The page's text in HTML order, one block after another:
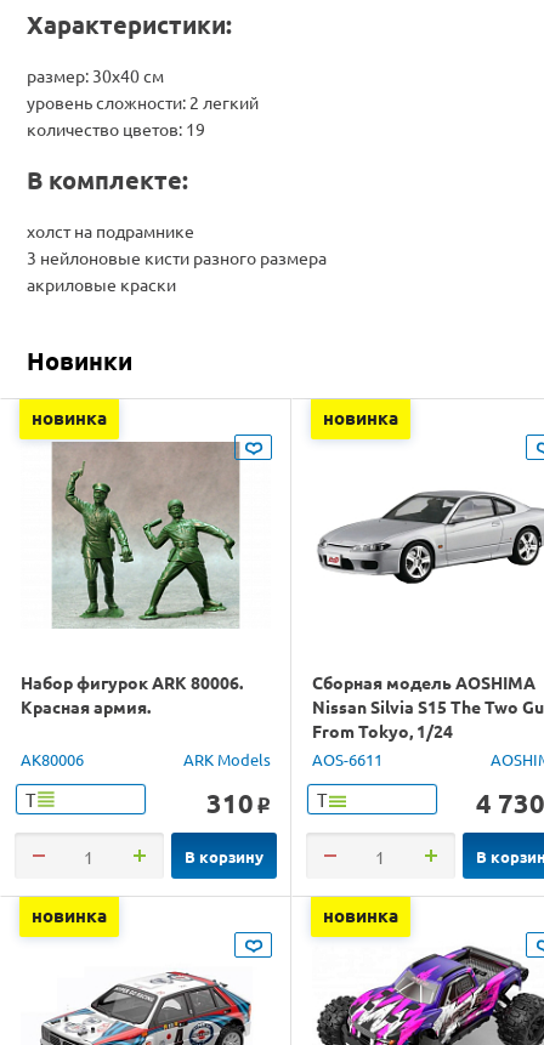
Характеристики:
размер: 30х40 см
уровень сложности: 2 легкий
количество цветов: 19
В комплекте:
холст на подрамнике
3 нейлоновые кисти разного размера
акриловые краски
Новинки
новинка
Набор фигурок ARK 80006.
Красная армия.
AK80006 ARK Models
Т 310 o
В корзину
новинка
Сборная модель AOSHIMA
Nissan Silvia S15 The Two
From Tokyo, 1/24
AOS-6611
Т 4 730
В
новинка новинка